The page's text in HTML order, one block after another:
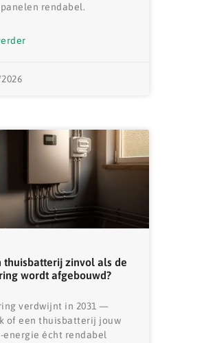
rendabel.
thuisbatterij zinvol als de
wordt afgebouwd?
verdwijnt in 2031 —
of een thuisbatterij jouw
energie écht rendabel